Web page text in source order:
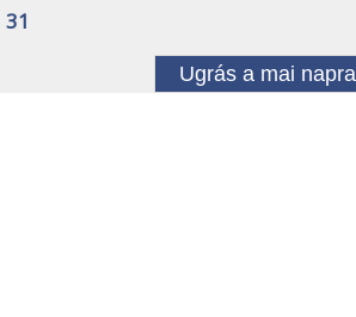
31
Ugrás a mai napra